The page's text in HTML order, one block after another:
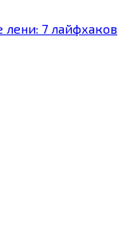
лени: 7 лайфхаков